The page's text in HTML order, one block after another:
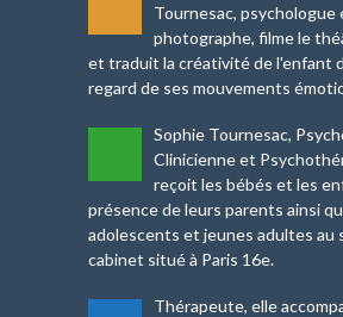
Tournesac, psychologue
photographe, filme le
et traduit la créativité de l'enfant
regard de ses mouvements
Sophie Tournesac,
Clinicienne et
reçoit les bébés et les
présence de leurs parents ainsi
adolescents et jeunes adultes au
cabinet situé à Paris 16e.
Thérapeute, elle